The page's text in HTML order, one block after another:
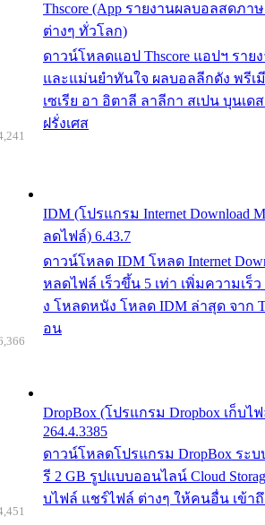
Thscore (App รายงานผลบอลสดภ
ต่างๆ ทั่วโลก)
ดาวน์โหลดแอป Thscore แอปฯ ราย
และแม่นยำทันใจ ผลบอลลีกดัง พรีเ
เซเรีย อา อิตาลี ลาลีกา สเปน บุนเด
ฝรั่งเศส
IDM (โปรแกรม Internet Download
ลดไฟล์) 6.43.7
ดาวน์โหลด IDM โหลด Internet
หลดไฟล์ เร็วขึ้น 5 เท่า เพิ่มความเร็
ง โหลดหนัง โหลด IDM ล่าสุด จาก
อน
DropBox (โปรแกรม Dropbox เก็บ
264.4.3385
ดาวน์โหลดโปรแกรม DropBox ระ
รี 2 GB รูปแบบออนไลน์ Cloud
บไฟล์ แชร์ไฟล์ ต่างๆ ให้คนอื่น เข้า